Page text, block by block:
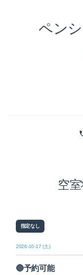
ペン
空
指定なし
2026-10-17 (土)
🔵予約可能